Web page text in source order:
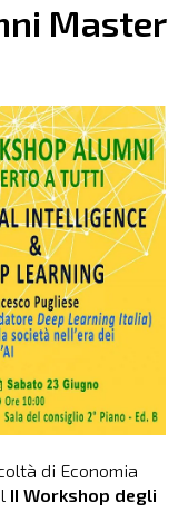
Master
di Economia
II Workshop degli